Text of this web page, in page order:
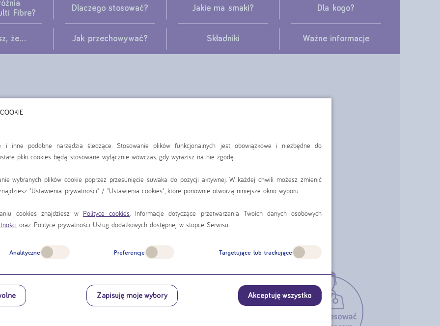
Fibre?
Dlaczego stosować? Jakie ma smaki? Dla kogo?
że... Jak przechowywać? Składniki Ważne informacje
to żywność
specjalnego przeznaczenia medycznego, która:
Jest źródłem energii
Zawiera błonnik
z powodu choroby, lub mają zaburzenia wzrastania
Występuje w dwóch smakach:
inne podobne narzędzia śledzące. Stosowanie plików funkcjonalnych jest obowiązkowe i niezbędne do
pliki cookies będą stosowane wyłącznie wówczas, gdy wyrazisz na nie zgodę.
wybranych plików cookie poprzez przesunięcie suwaka do pozycji aktywnej. W każdej chwili możesz zmienić
"Ustawienia prywatności" / "Ustawienia cookies", które ponownie otworzą niniejsze okno wyboru.
cookies znajdziesz w Polityce cookies. Informacje dotyczące przetwarzania Twoich danych osobowych
oraz Polityce prywatności Usług dodatkowych dostępnej w stopce Serwisu.
Analityczne Preferencje Targetujące lub trackujące
Zapisuję moje wybory Akceptuję wszystko